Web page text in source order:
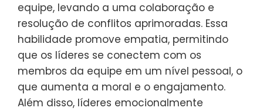
equipe, levando a uma colaboração e
resolução de conflitos aprimoradas. Essa
habilidade promove empatia, permitindo
que os líderes se conectem com os
membros da equipe em um nível pessoal, o
que aumenta a moral e o engajamento.
Além disso, líderes emocionalmente